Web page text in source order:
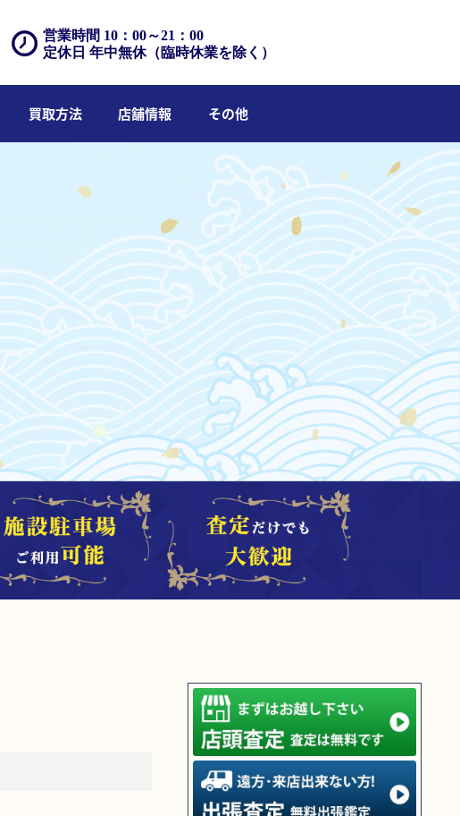
営業時間 10：00～21：00
定休日 年中無休（臨時休業を除く）
買取方法 店舗情報 その他